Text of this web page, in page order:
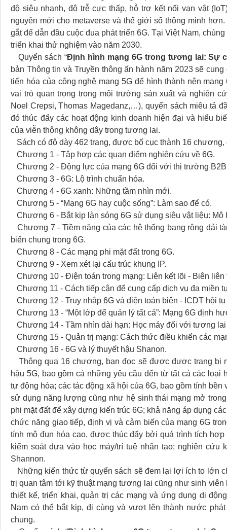
độ siêu nhanh, độ trễ cực thấp, hỗ trợ kết nối vạn vật
nguyên mới cho metaverse và thế giới số thông minh
gắt để dẫn đầu cuộc đua phát triển 6G. Tại Việt Nam,
triển khai thử nghiệm vào năm 2030.
Quyển sách “Định hình mạng 6G trong tương lai: Sự
bản Thông tin và Truyền thông ấn hành năm 2023 sẽ
tiến hóa của công nghệ mạng 5G để hình thành nên
vai trò quan trọng trong môi trường sản xuất và nghiên
Noel Crepsi, Thomas Magedanz,…), quyển sách miêu tả
đó thúc đẩy các hoạt động kinh doanh hiện đại và hiểu
của viễn thông không dây trong tương lai.
Sách có độ dày 462 trang, được bố cục thành 16 chương,
Chương 1 - Tập hợp các quan điểm nghiên cứu về 6G.
Chương 2 - Động lực của mạng 6G đối với thị trường
Chương 3 - 6G: Lộ trình chuẩn hóa.
Chương 4 - 6G xanh: Những tầm nhìn mới.
Chương 5 - “Mạng 6G hay cuộc sống”: Làm sao để có.
Chương 6 - Bắt kịp làn sóng 6G sử dụng siêu vật liệu: Mô
Chương 7 - Tiềm năng của các hệ thống bang rộng dải
biến chung trong 6G.
Chương 8 - Các mạng phi mặt đất trong 6G.
Chương 9 - Xem xét lại cấu trúc khung IP.
Chương 10 - Điện toán trong mạng: Liên kết lõi - Biên liên
Chương 11 - Cách tiếp cận để cung cấp dịch vụ đa miền
Chương 12 - Truy nhập 6G và điện toán biên - ICDT hội tụ
Chương 13 - “Một lớp để quản lý tất cả”: Mạng 6G định
Chương 14 - Tầm nhìn dài hạn: Học máy đối với tương lai
Chương 15 - Quản trị mạng: Cách thức điều khiển các
Chương 16 - 6G và lý thuyết hậu Shanon.
Thông qua 16 chương, bạn đọc sẽ được được trang bị
hậu 5G, bao gồm cả những yêu cầu đến từ tất cả các loại
tự động hóa; các tác động xã hội của 6G, bao gồm tính
sử dụng năng lượng cũng như hệ sinh thái mạng mở
phi mặt đất để xây dựng kiến trúc 6G; khả năng áp dụng
chức năng giao tiếp, định vị và cảm biến của mạng 6G
tính mô đun hóa cao, được thúc đẩy bởi quá trình tích
kiểm soát dựa vào học máy/trí tuệ nhân tạo; nghiên
Shannon.
Những kiến thức từ quyển sách sẽ đem lại lợi ích to lớn
trị quan tâm tới kỹ thuật mạng tương lai cũng như sinh
thiết kế, triển khai, quản trị các mạng và ứng dụng di
Nam có thể bắt kịp, đi cùng và vượt lên thành nước
chung.